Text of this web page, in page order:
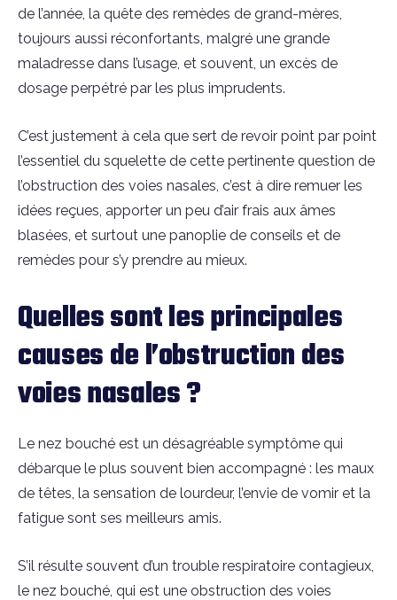
de l’année, la quête des remèdes de grand-mères,
toujours aussi réconfortants, malgré une grande
maladresse dans l’usage, et souvent, un excès de
dosage perpétré par les plus imprudents.
C’est justement à cela que sert de revoir point par point
l’essentiel du squelette de cette pertinente question de
l’obstruction des voies nasales, c’est à dire remuer les
idées reçues, apporter un peu d’air frais aux âmes
blasées, et surtout une panoplie de conseils et de
remèdes pour s’y prendre au mieux.
Quelles sont les principales
causes de l’obstruction des
voies nasales ?
Le nez bouché est un désagréable symptôme qui
débarque le plus souvent bien accompagné : les maux
de têtes, la sensation de lourdeur, l’envie de vomir et la
fatigue sont ses meilleurs amis.
S’il résulte souvent d’un trouble respiratoire contagieux,
le nez bouché, qui est une obstruction des voies